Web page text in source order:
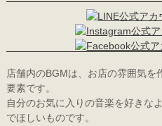
店舗内のBGMは、お店の雰囲気を
要素です。
自分のお気に入りの音楽を好きな
でほしいものです。